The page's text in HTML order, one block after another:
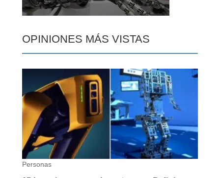
OPINIONES MÁS VISTAS